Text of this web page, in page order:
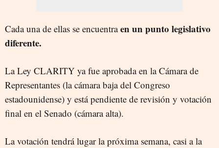
Cada una de ellas se encuentraen un punto legislativo
diferente.
La Ley CLARITY ya fue aprobada en la Cámara de
Representantes (la cámara baja del Congreso
estadounidense) y está pendiente de revisión y votación
final en el Senado (cámara alta).
La votación tendrá lugar la próxima semana, casi a la